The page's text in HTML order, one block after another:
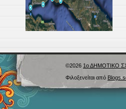
©2026 1ο ΔΗΜΟΤΙΚΟ
Φιλοξενείται από